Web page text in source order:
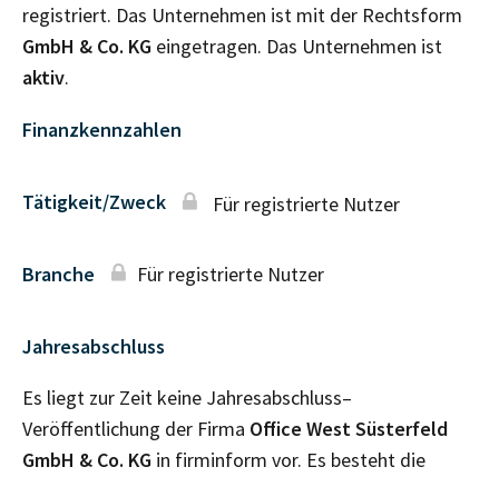
registriert. Das Unternehmen ist mit der Rechtsform
GmbH & Co. KG eingetragen. Das Unternehmen ist
aktiv.
Finanzkennzahlen
Tätigkeit/Zweck Für registrierte Nutzer
Branche Für registrierte Nutzer
Jahresabschluss
Es liegt zur Zeit keine Jahresabschluss–
Veröffentlichung der Firma Office West Süsterfeld
GmbH & Co. KG in firminform vor. Es besteht die